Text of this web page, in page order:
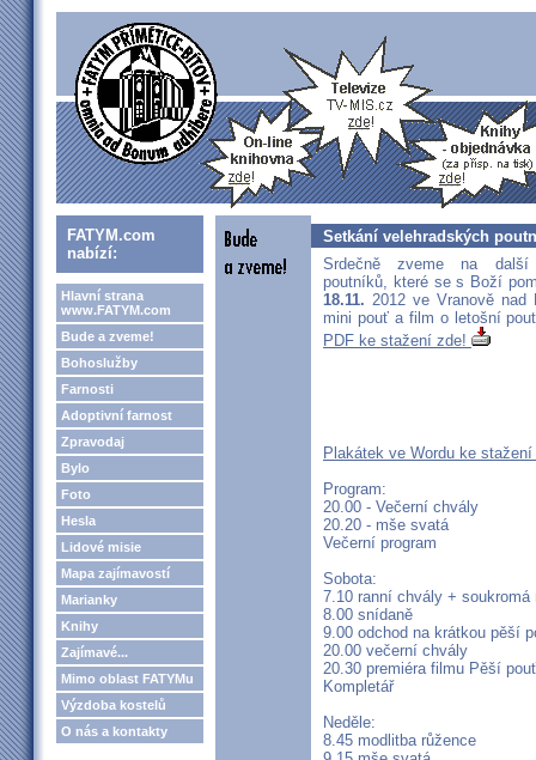
FATYM.com
nabízí:
Hlavní strana
www.FATYM.com
Bude a zveme!
Bohoslužby
Farnosti
Adoptivní farnost
Zpravodaj
Bylo
Foto
Hesla
Lidové misie
Mapa zajímavostí
Marianky
Knihy
Zajímavé...
Mimo oblast FATYMu
Výzdoba kostelů
O nás a kontakty
Setkání velehradských
Srdečně zveme na další
poutníků, které se s Boží
18.11. 2012 ve Vranově
mini pouť a film o letošní
PDF ke stažení zde!
Plakátek ve Wordu ke
Program:
20.00 - Večerní chvály
20.20 - mše svatá
Večerní program
Sobota:
7.10 ranní chvály + soukromá
8.00 snídaně
9.00 odchod na krátkou pěší
20.00 večerní chvály
20.30 premiéra filmu Pěší
Kompletář
Neděle:
8.45 modlitba růžence